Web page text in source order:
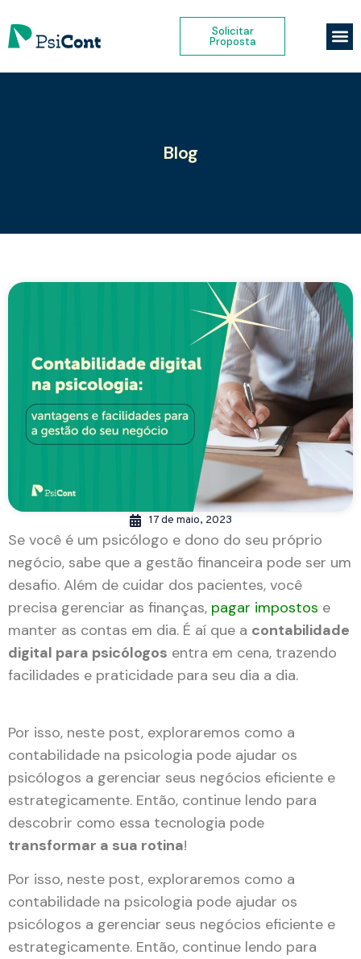
Solicitar
Proposta
Blog
17 de maio, 2023
Se você é um psicólogo e dono do seu próprio
negócio, sabe que a gestão financeira pode ser um
desafio. Além de cuidar dos pacientes, você
precisa gerenciar as finanças, pagar impostos e
manter as contas em dia. É aí que a contabilidade
digital para psicólogos entra em cena, trazendo
facilidades e praticidade para seu dia a dia.
Por isso, neste post, exploraremos como a
contabilidade na psicologia pode ajudar os
psicólogos a gerenciar seus negócios eficiente e
estrategicamente. Então, continue lendo para
descobrir como essa tecnologia pode
transformar a sua rotina!
Por isso, neste post, exploraremos como a
contabilidade na psicologia pode ajudar os
psicólogos a gerenciar seus negócios eficiente e
estrategicamente. Então, continue lendo para